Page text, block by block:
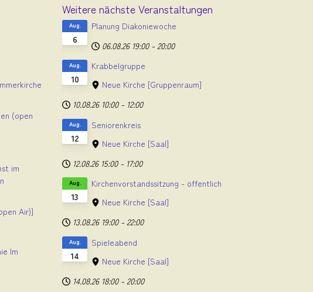
(open
im
Air)]
Im
Weitere nächste Veranstaltungen
6
Aug.
Planung Diakoniewoche
06.08.26 19:00 - 20:00
10
Aug.
Krabbelgruppe
Neue Kirche [Gruppenraum]
10.08.26 10:00 - 12:00
12
Aug.
Seniorenkreis
Neue Kirche [Saal]
12.08.26 15:00 - 17:00
13
Aug.
Kirchenvorstandssitzung - öffentlich
Neue Kirche [Saal]
13.08.26 19:00 - 22:00
14
Aug.
Spieleabend
Neue Kirche [Saal]
14.08.26 18:00 - 20:00